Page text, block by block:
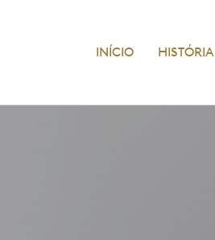
INÍCIO HISTÓRIA